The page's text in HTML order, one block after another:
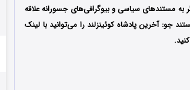
مستندهای سیاسی و بیوگرافی‌های جسورانه علاقه
جو: آخرین پادشاه کوئینزلند را می‌توانید با لینک